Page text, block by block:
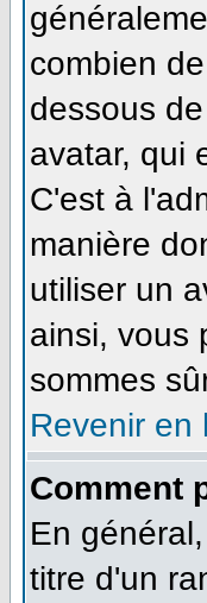
combien
dessous
avatar, qui
C'est à
manière
utiliser un
ainsi, vous
sommes
Revenir en
Comment
En
titre d'un